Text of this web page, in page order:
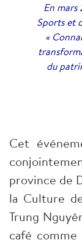
En mars
Sports et
«
du
Cet
province de
la Culture
Trung
café